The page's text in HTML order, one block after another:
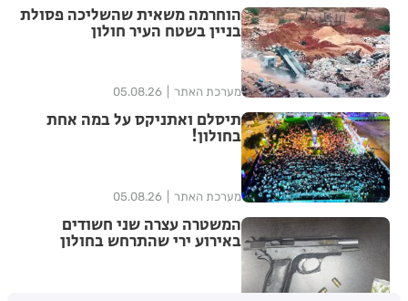
הוחרמה משאית שהשליכה פסולת
בניין בשטח העיר חולון
מערכת האתר 05.08.26
תיסלם ואתניקס על במה אחת
בחולון!
מערכת האתר 05.08.26
המשטרה עצרה שני חשודים
באירוע ירי שהתרחש בחולון